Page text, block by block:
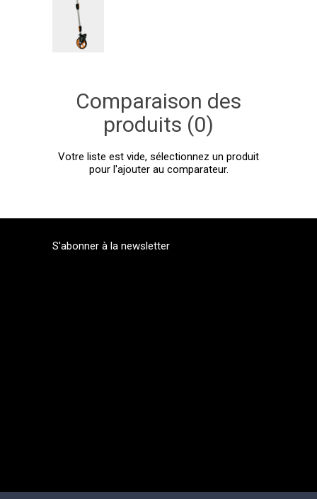
Comparaison des
produits (0)
Votre liste est vide, sélectionnez un produit
pour l'ajouter au comparateur.
S'abonner à la newsletter